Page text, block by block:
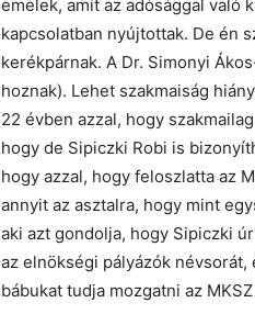
emelek, amit az adósággal való
kapcsolatban nyújtottak. De én
kerékpárnak. A Dr. Simonyi
hoznak). Lehet szakmaiság
22 évben azzal, hogy
hogy de Sipiczki Robi is
hogy azzal, hogy feloszlatta az
annyit az asztalra, hogy mint
aki azt gondolja, hogy Sipiczki
az elnökségi pályázók
bábukat tudja mozgatni az